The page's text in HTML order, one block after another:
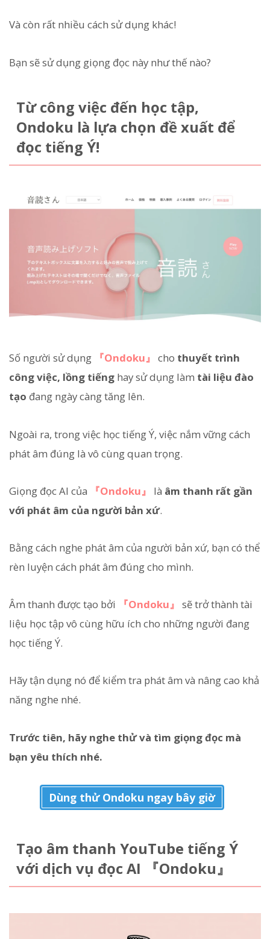
Và còn rất nhiều cách sử dụng khác!
Bạn sẽ sử dụng giọng đọc này như thế nào?
Từ công việc đến học tập,
Ondoku là lựa chọn đề xuất để
đọc tiếng Ý!
Số người sử dụng 『Ondoku』 cho thuyết trình
công việc, lồng tiếng hay sử dụng làm tài liệu đào
tạo đang ngày càng tăng lên.
Ngoài ra, trong việc học tiếng Ý, việc nắm vững cách
phát âm đúng là vô cùng quan trọng.
Giọng đọc AI của 『Ondoku』 là âm thanh rất gần
với phát âm của người bản xứ.
Bằng cách nghe phát âm của người bản xứ, bạn có thể
rèn luyện cách phát âm đúng cho mình.
Âm thanh được tạo bởi 『Ondoku』 sẽ trở thành tài
liệu học tập vô cùng hữu ích cho những người đang
học tiếng Ý.
Hãy tận dụng nó để kiểm tra phát âm và nâng cao khả
năng nghe nhé.
Trước tiên, hãy nghe thử và tìm giọng đọc mà
bạn yêu thích nhé.
Dùng thử Ondoku ngay bây giờ
Tạo âm thanh YouTube tiếng Ý
với dịch vụ đọc AI 『Ondoku』